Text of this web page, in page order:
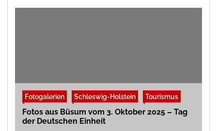
Fotogalerien Schleswig-Holstein Tourismus
Fotos aus Büsum vom 3. Oktober 2025 – Tag
der Deutschen Einheit